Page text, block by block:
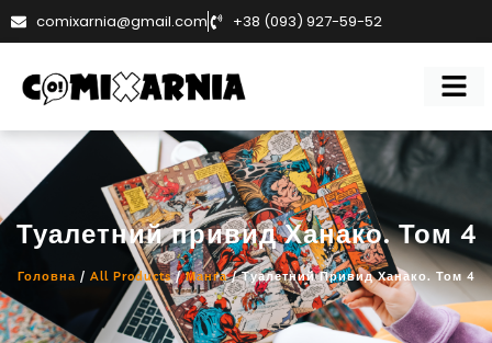
comixarnia@gmail.com +38 (093) 927-59-52
Туалетний привид Ханако. Том 4
Головна / All Products/Манґа/ Туалетний Привид Ханако. Том 4